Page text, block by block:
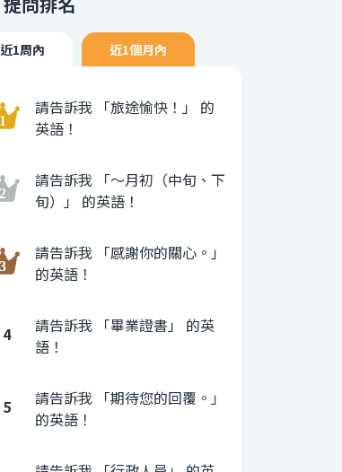
近1周內 近1個月內
請告訴我 「旅途愉快！」 的
英語！
請告訴我 「〜月初（中旬、下
旬）」 的英語！
請告訴我 「感謝你的關心。」
的英語！
4
請告訴我 「畢業證書」 的英
語！
5
請告訴我 「期待您的回覆。」
的英語！